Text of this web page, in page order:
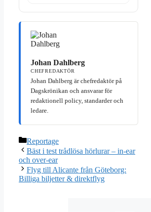
Johan Dahlberg
CHEFREDAKTÖR
Johan Dahlberg är chefredaktör på
Dagskrönikan och ansvarar för
redaktionell policy, standarder och
ledare.
Kategorier
Reportage
Bäst i test trådlösa hörlurar – in-ear
och over-ear
Flyg till Alicante från Göteborg:
Billiga biljetter & direktflyg